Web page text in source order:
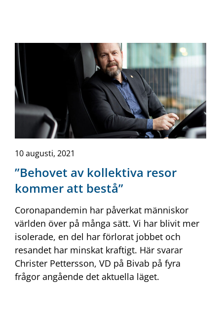
”Behovet av kollektiva resor
kommer att bestå”
10 augusti, 2021
Coronapandemin har påverkat människor
världen över på många sätt. Vi har blivit mer
isolerade, en del har förlorat jobbet och
resandet har minskat kraftigt. Här svarar
Christer Pettersson, VD på Bivab på fyra
frågor angående det aktuella läget.